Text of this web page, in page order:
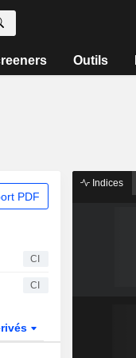
Outils
PDF
CI
CI
Indices